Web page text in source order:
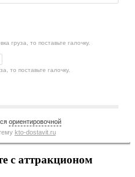
груза, то поставьте галочку.
то поставьте галочку.
ориентировочной
kto-dostavit.ru
с аттракционом